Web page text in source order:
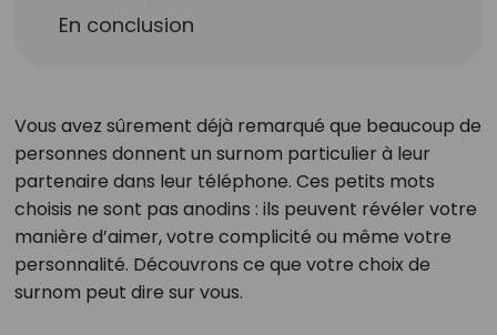
En conclusion
Vous avez sûrement déjà remarqué que beaucoup de
personnes donnent un surnom particulier à leur
partenaire dans leur téléphone. Ces petits mots
choisis ne sont pas anodins : ils peuvent révéler votre
manière d’aimer, votre complicité ou même votre
personnalité. Découvrons ce que votre choix de
surnom peut dire sur vous.